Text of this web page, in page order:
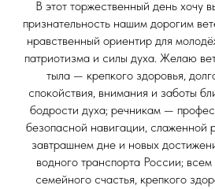
В этот торжественный день хочу
признательность нашим дорогим
нравственный ориентир для
патриотизма и силы духа. Желаю
тыла — крепкого здоровья,
спокойствия, внимания и заботы
бодрости духа; речникам —
безопасной навигации, слаженной
завтрашнем дне и новых
водного транспорта России;
семейного счастья, крепкого